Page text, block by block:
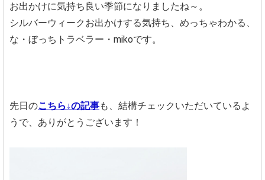
お出かけに気持ち良い季節になりましたね～。
シルバーウィークお出かけする気持ち、めっちゃわかる、
な・ぼっちトラベラー・mikoです。
先日のこちら↓の記事も、結構チェックいただいているよ
うで、ありがとうございます！